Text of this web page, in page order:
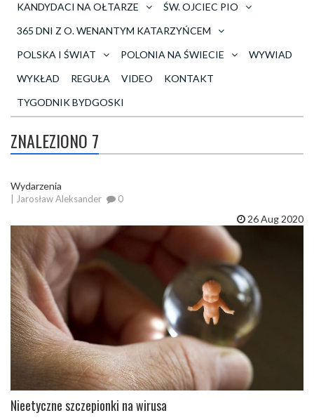
KANDYDACI NA OŁTARZE
ŚW. OJCIEC PIO
365 DNI Z O. WENANTYM KATARZYŃCEM
POLSKA I ŚWIAT
POLONIA NA ŚWIECIE
WYWIAD
WYKŁAD
REGUŁA VIDEO
KONTAKT
TYGODNIK BYDGOSKI
ZNALEZIONO 7
Wydarzenia
| Jarosław Aleksander 0
26 Aug 2020
Nieetyczne szczepionki na wirusa